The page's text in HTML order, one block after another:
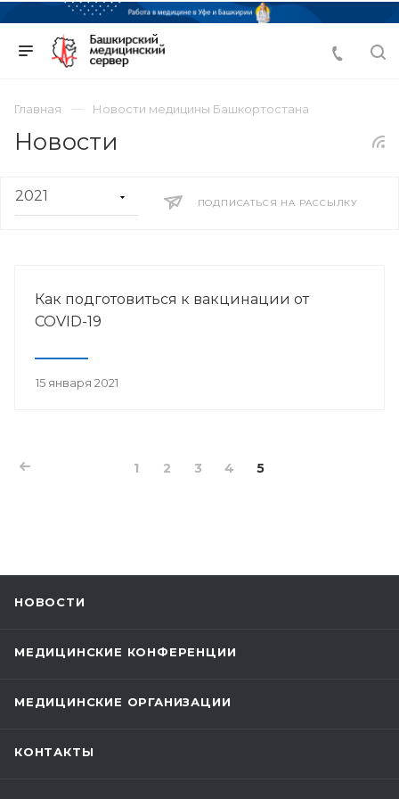
Главная Новости медицины Башкортостана
Новости
ПОДПИСАТЬСЯ НА РАССЫЛКУ
Как подготовиться к вакцинации от
COVID-19
15 января 2021
1 2 3 4 5
НОВОСТИ
МЕДИЦИНСКИЕ КОНФЕРЕНЦИИ
МЕДИЦИНСКИЕ ОРГАНИЗАЦИИ
КОНТАКТЫ